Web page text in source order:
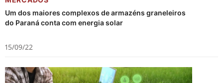
Um dos maiores complexos de armazéns graneleiros
do Paraná conta com energia solar
15/09/22